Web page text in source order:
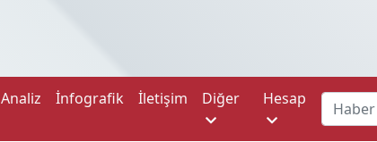
Analiz İnfografik İletişim Diğer Hesap